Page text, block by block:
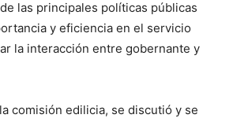
las principales políticas públicas
y eficiencia en el servicio
la interacción entre gobernante y
comisión edilicia, se discutió y se